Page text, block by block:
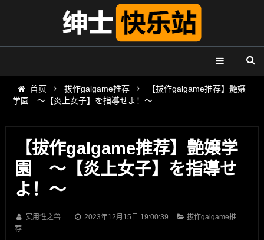
首页 拔作galgame推荐
【拔作galgame推荐】艶嬢
学園 ～【炎上女子】を指導せよ！～
【拔作galgame推荐】艶嬢学
園 ～【炎上女子】を指導せ
よ！～
实用性之兽 2023年12月15日 19:00:39
拔作galgame推
荐